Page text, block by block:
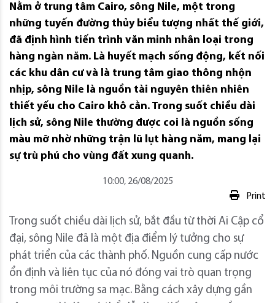
Nằm ở trung tâm Cairo, sông Nile, một trong
những tuyến đường thủy biểu tượng nhất thế giới,
đã định hình tiến trình văn minh nhân loại trong
hàng ngàn năm. Là huyết mạch sống động, kết nối
các khu dân cư và là trung tâm giao thông nhộn
nhịp, sông Nile là nguồn tài nguyên thiên nhiên
thiết yếu cho Cairo khô cằn. Trong suốt chiều dài
lịch sử, sông Nile thường được coi là nguồn sống
màu mỡ nhờ những trận lũ lụt hàng năm, mang lại
sự trù phú cho vùng đất xung quanh.
10:00, 26/08/2025
Print
Trong suốt chiều dài lịch sử, bắt đầu từ thời Ai Cập cổ
đại, sông Nile đã là một địa điểm lý tưởng cho sự
phát triển của các thành phố. Nguồn cung cấp nước
ổn định và liên tục của nó đóng vai trò quan trọng
trong môi trường sa mạc. Bằng cách xây dựng gần